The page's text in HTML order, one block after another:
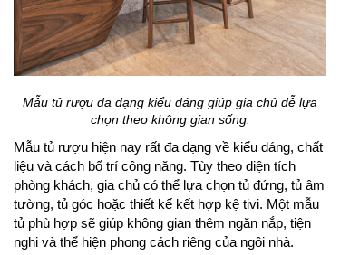
Mẫu tủ rượu đa dạng kiểu dáng giúp gia chủ dễ lựa
chọn theo không gian sống.
Mẫu tủ rượu hiện nay rất đa dạng về kiểu dáng, chất
liệu và cách bố trí công năng. Tùy theo diện tích
phòng khách, gia chủ có thể lựa chọn tủ đứng, tủ âm
tường, tủ góc hoặc thiết kế kết hợp kệ tivi. Một mẫu
tủ phù hợp sẽ giúp không gian thêm ngăn nắp, tiện
nghi và thể hiện phong cách riêng của ngôi nhà.